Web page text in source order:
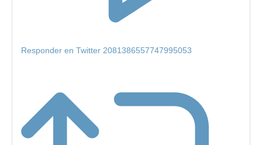
Responder en Twitter 2081386557747995053